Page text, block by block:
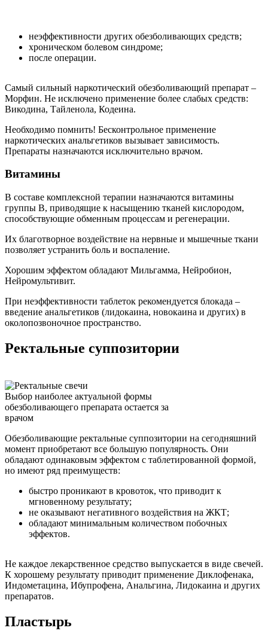
неэффективности других обезболивающих средств;
хроническом болевом синдроме;
после операции.
Самый сильный наркотический обезболивающий препарат –
Морфин. Не исключено применение более слабых средств:
Викодина, Тайленола, Кодеина.
Необходимо помнить! Бесконтрольное применение
наркотических анальгетиков вызывает зависимость.
Препараты назначаются исключительно врачом.
Витамины
В составе комплексной терапии назначаются витамины
группы В, приводящие к насыщению тканей кислородом,
способствующие обменным процессам и регенерации.
Их благотворное воздействие на нервные и мышечные ткани
позволяет устранить боль и воспаление.
Хорошим эффектом обладают Мильгамма, Нейробион,
Нейромультивит.
При неэффективности таблеток рекомендуется блокада –
введение анальгетиков (лидокаина, новокаина и других) в
околопозвоночное пространство.
Ректальные суппозитории
Выбор наиболее актуальной формы
обезболивающего препарата остается за
врачом
Обезболивающие ректальные суппозитории на сегодняшний
момент приобретают все большую популярность. Они
обладают одинаковым эффектом с таблетированной формой,
но имеют ряд преимуществ:
быстро проникают в кровоток, что приводит к
мгновенному результату;
не оказывают негативного воздействия на ЖКТ;
обладают минимальным количеством побочных
эффектов.
Не каждое лекарственное средство выпускается в виде свечей.
К хорошему результату приводит применение Диклофенака,
Индометацина, Ибупрофена, Анальгина, Лидокаина и других
препаратов.
Пластырь